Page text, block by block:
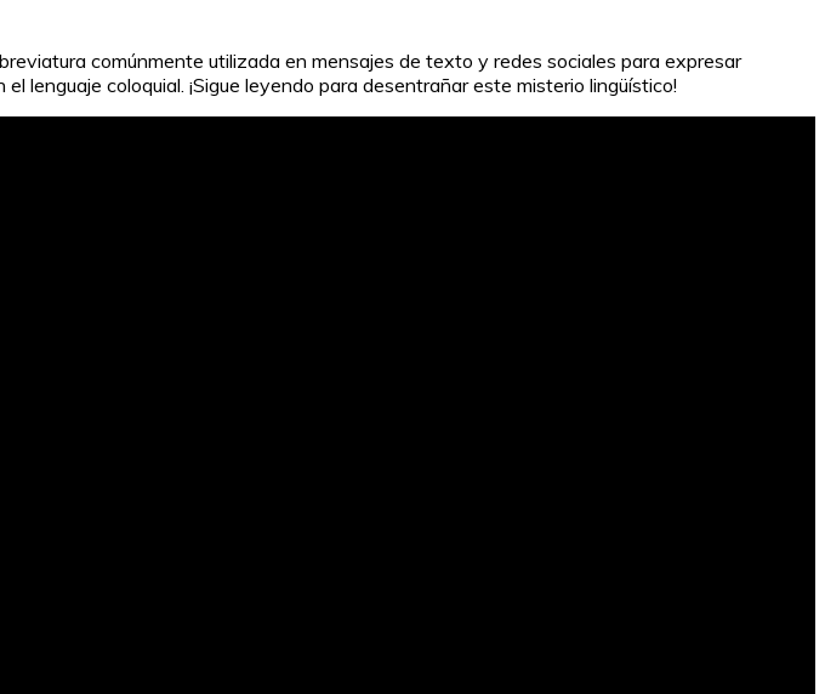
comúnmente utilizada en mensajes de texto y redes sociales para expresar
lenguaje coloquial. ¡Sigue leyendo para desentrañar este misterio lingüístico!